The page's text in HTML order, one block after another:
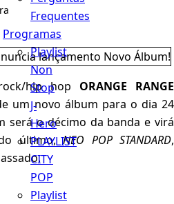
Frequentes
Programas
Playlist
Non
Stop
J-
Hero
PLAYLIST
CITY
POP
Playlist
hip hop ORANGE RANGE
um novo álbum para o dia 24
será o décimo da banda e virá
último,NEO POP STANDARD,